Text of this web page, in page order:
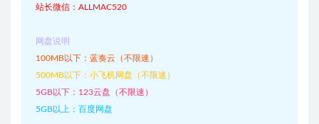
站长微信：ALLMAC520
网盘说明
100MB以下：蓝奏云（不限速）
500MB以下：小飞机网盘（不限速）
5GB以下：123云盘（不限速）
5GB以上：百度网盘